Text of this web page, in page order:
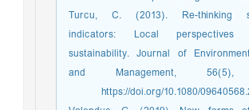
Turcu, C. (2013). Re-thinking
indicators: Local
sustainability. Journal of
and Management, 56(5),
https://doi.org/10.1080/